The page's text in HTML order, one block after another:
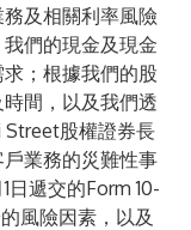
及相關利率風險
們的現金及現金
；根據我們的股
間，以及我們透
Street股權證券長
業務的災難性事
遞交的Form 10-
風險因素，以及